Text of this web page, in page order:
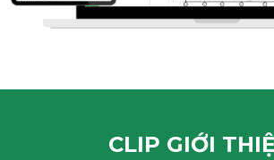
CLIP GIỚI